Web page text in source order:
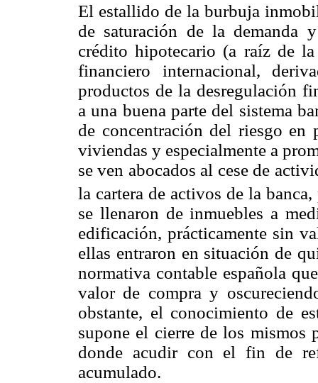
El estallido de la burbuja
de saturación de la demanda
crédito hipotecario (a raíz de la
financiero internacional,
productos de la desregulación
a una buena parte del sistema
de concentración del riesgo en
viviendas y especialmente a
se ven abocados al cese de
la cartera de activos de la
se llenaron de inmuebles a
edificación, prácticamente sin
ellas entraron en situación de
normativa contable española
valor de compra y
obstante, el conocimiento de
supone el cierre de los mismos
donde acudir con el fin de
acumulado.